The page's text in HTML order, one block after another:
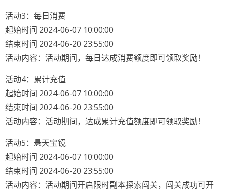
活动3：每日消费
起始时间 2024-06-07 10:00:00
结束时间 2024-06-20 23:55:00
活动内容：活动期间，每日达成消费额度即可领取奖励！
活动4：累计充值
起始时间 2024-06-07 10:00:00
结束时间 2024-06-20 23:55:00
活动内容：活动期间，达成累计充值额度即可领取奖励！
活动5：悬天宝镜
起始时间 2024-06-07 10:00:00
结束时间 2024-06-20 23:55:00
活动内容：活动期间开启限时副本探索闯关，闯关成功可开